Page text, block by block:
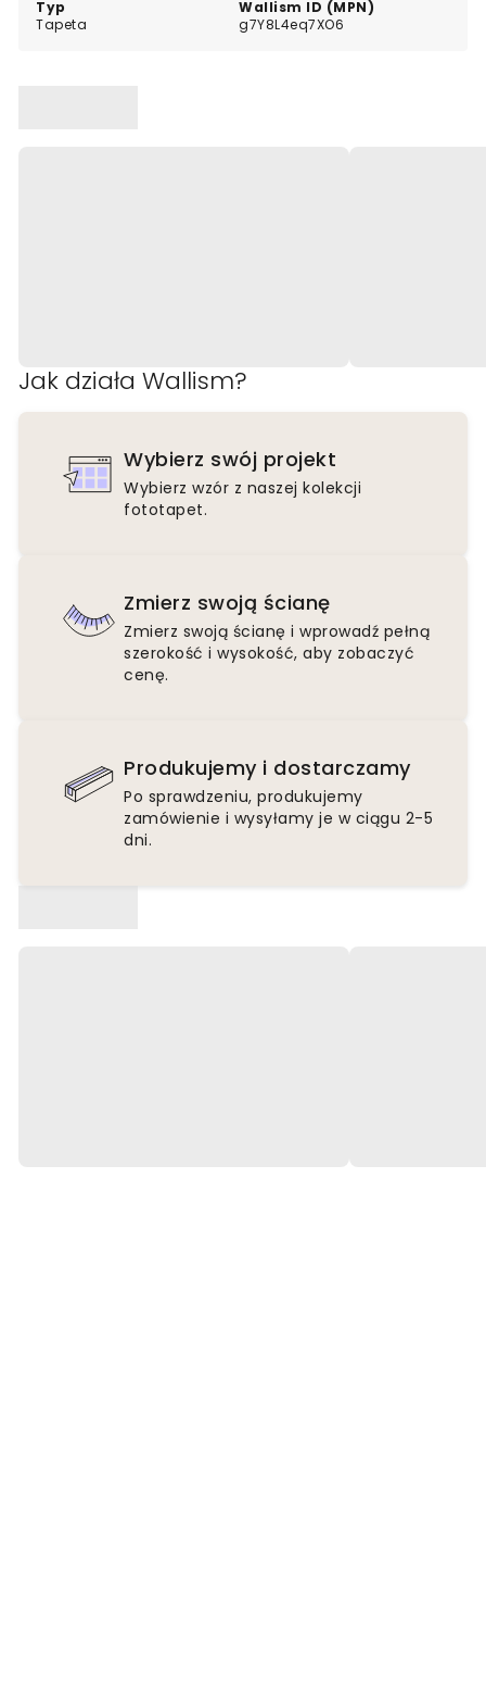
Typ
Tapeta
Wallism ID (MPN)
g7Y8L4eq7XO6
Jak działa Wallism?
Wybierz swój projekt
Wybierz wzór z naszej kolekcji
fototapet.
Zmierz swoją ścianę
Zmierz swoją ścianę i wprowadź pełną
szerokość i wysokość, aby zobaczyć
cenę.
Produkujemy i dostarczamy
Po sprawdzeniu, produkujemy
zamówienie i wysyłamy je w ciągu 2-5
dni.